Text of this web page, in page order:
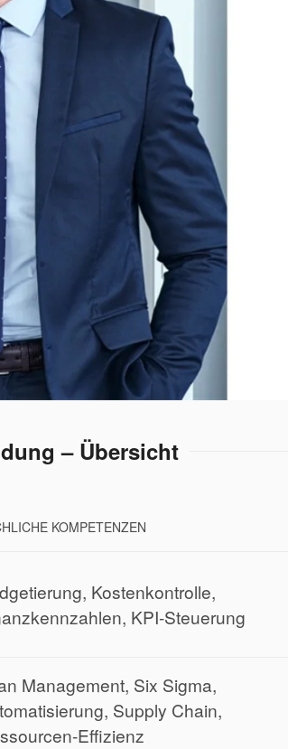
– Übersicht
KOMPETENZEN
Kostenkontrolle,
KPI-Steuerung
Management, Six Sigma,
Supply Chain,
Effizienz